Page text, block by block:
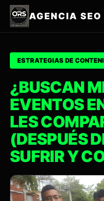
AGENCIA SEO
ESTRATEGIAS DE
¿BUSCAN
EVENTOS
LES
(DESPUÉS
SUFRIR Y